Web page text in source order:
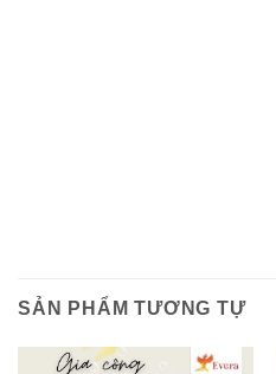
SẢN PHẨM TƯƠNG TỰ